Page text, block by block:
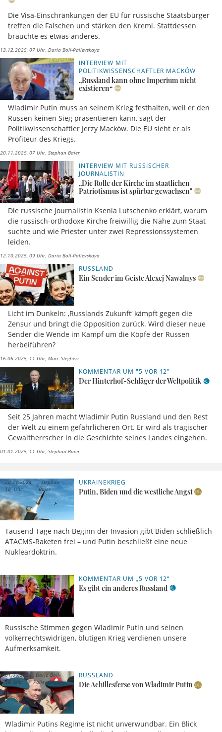
Die Visa-Einschränkungen der EU für russische Staatsbürger
treffen die Falschen und stärken den Kreml. Stattdessen
bräuchte es etwas anderes.
13.12.2025, 07 Uhr Daria Boll-Palievskaya
INTERVIEW MIT
POLITIKWISSENSCHAFTLER MACKÓW
„Russland kann ohne Imperium nicht
existieren“
Wladimir Putin muss an seinem Krieg festhalten, weil er den
Russen keinen Sieg präsentieren kann, sagt der
Politikwissenschaftler Jerzy Macków. Die EU sieht er als
Profiteur des Kriegs.
20.11.2025, 07 Uhr Stephan Baier
INTERVIEW MIT RUSSISCHER
JOURNALISTIN
„Die Rolle der Kirche im staatlichen
Patriotismus ist spürbar gewachsen"
Die russische Journalistin Ksenia Lutschenko erklärt, warum
die russisch-orthodoxe Kirche freiwillig die Nähe zum Staat
suchte und wie Priester unter zwei Repressionssystemen
leiden.
12.10.2025, 09 Uhr Daria Boll-Palievskaya
RUSSLAND
Ein Sender im Geiste Alexej Nawalnys
Licht im Dunkeln: ‚Russlands Zukunft‘ kämpft gegen die
Zensur und bringt die Opposition zurück. Wird dieser neue
Sender die Wende im Kampf um die Köpfe der Russen
herbeiführen?
16.06.2025, 11 Uhr Marc Stegherr
KOMMENTAR UM "5 VOR 12"
Der Hinterhof-Schläger der Weltpolitik
Seit 25 Jahren macht Wladimir Putin Russland und den Rest
der Welt zu einem gefährlicheren Ort. Er wird als tragischer
Gewaltherrscher in die Geschichte seines Landes eingehen.
01.01.2025, 11 Uhr Stephan Baier
UKRAINEKRIEG
Putin, Biden und die westliche Angst
Tausend Tage nach Beginn der Invasion gibt Biden schließlich
ATACMS-Raketen frei – und Putin beschließt eine neue
Nukleardoktrin.
20.11.2024,
18 Uhr
Stephan
Baier
KOMMENTAR UM „5 VOR 12“
Es gibt ein anderes Russland
Russische Stimmen gegen Wladimir Putin und seinen
völkerrechtswidrigen, blutigen Krieg verdienen unsere
Aufmerksamkeit.
01.11.2024,
11 Uhr
Stephan
Baier
RUSSLAND
Die Achillesferse von Wladimir Putin
Wladimir Putins Regime ist nicht unverwundbar. Ein Blick
01.06.2024,
19 Uhr
Daria Boll-
Palievskaya